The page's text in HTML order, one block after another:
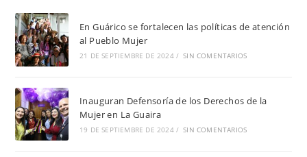
En Guárico se fortalecen las políticas de atención
al Pueblo Mujer
21 DE SEPTIEMBRE DE 2024 / SIN COMENTARIOS
Inauguran Defensoría de los Derechos de la
Mujer en La Guaira
19 DE SEPTIEMBRE DE 2024 / SIN COMENTARIOS